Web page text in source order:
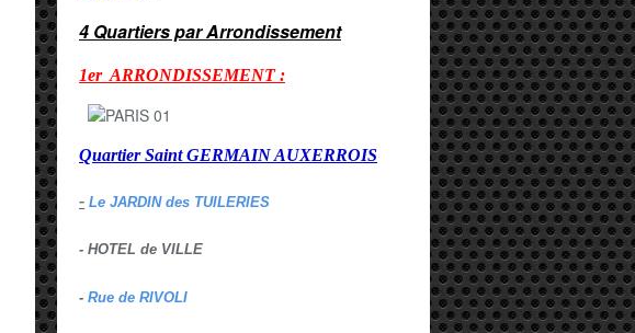
4 Quartiers par Arrondissement
1er ARRONDISSEMENT :
Quartier Saint GERMAIN AUXERROIS
- Le JARDIN des TUILERIES
- HOTEL de VILLE
- Rue de RIVOLI